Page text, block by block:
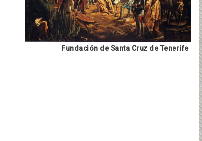
Fundación de Santa Cruz de Tenerife